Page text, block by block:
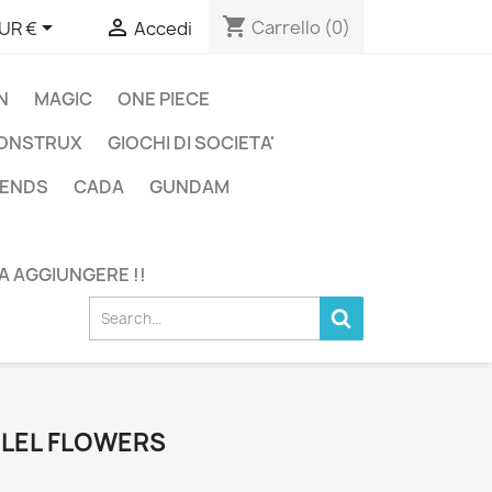
€  Accedi shopping_cart Carrello (0)
MAGIC
ONE PIECE
GIOCHI DI SOCIETA'
CADA
GUNDAM
AGGIUNGERE !!
FLOWERS